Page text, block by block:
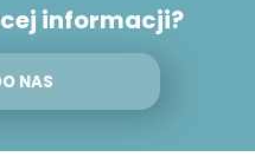
informacji?
NAS